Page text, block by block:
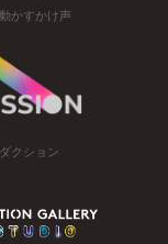
かすかけ声
クション